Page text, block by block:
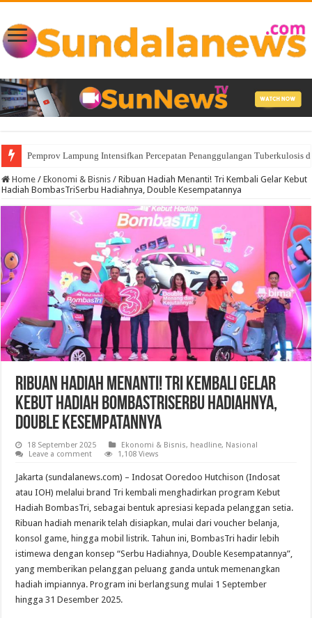
Pemprov Lampung Intensifkan Percepatan Penanggulangan Tuberkulosis
Home / Ekonomi & Bisnis / Ribuan Hadiah Menanti! Tri Kembali Gelar Kebut
Hadiah BombasTriSerbu Hadiahnya, Double Kesempatannya
Ribuan Hadiah Menanti! Tri Kembali Gelar
Kebut Hadiah BombasTriSerbu Hadiahnya,
Double Kesempatannya
18 September 2025 Ekonomi & Bisnis, headline, Nasional
Leave a comment
1,108 Views
Jakarta (sundalanews.com) – Indosat Ooredoo Hutchison (Indosat
atau IOH) melalui brand Tri kembali menghadirkan program Kebut
Hadiah BombasTri, sebagai bentuk apresiasi kepada pelanggan setia.
Ribuan hadiah menarik telah disiapkan, mulai dari voucher belanja,
konsol game, hingga mobil listrik. Tahun ini, BombasTri hadir lebih
istimewa dengan konsep “Serbu Hadiahnya, Double Kesempatannya”,
yang memberikan pelanggan peluang ganda untuk memenangkan
hadiah impiannya. Program ini berlangsung mulai 1 September
hingga 31 Desember 2025.